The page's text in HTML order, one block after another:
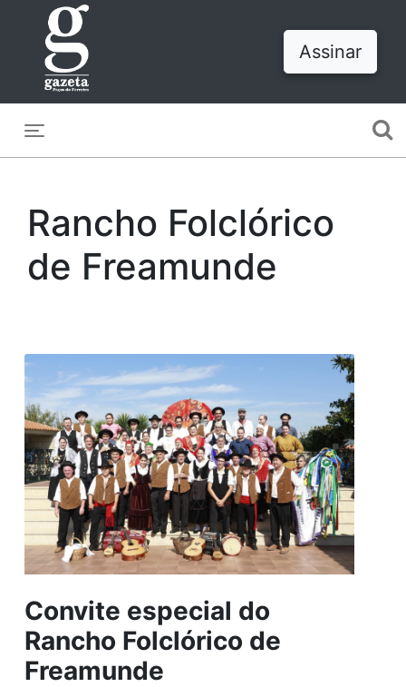
Assinar
Rancho Folclórico
de Freamunde
Convite especial do
Rancho Folclórico de
Freamunde